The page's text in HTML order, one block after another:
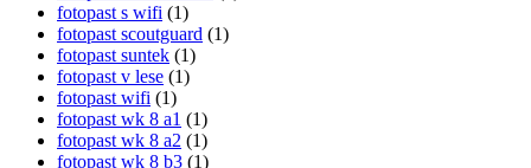
fotopast s wifi (1)
fotopast scoutguard (1)
fotopast suntek (1)
fotopast v lese (1)
fotopast wifi (1)
fotopast wk 8 a1 (1)
fotopast wk 8 a2 (1)
fotopast wk 8 b3 (1)